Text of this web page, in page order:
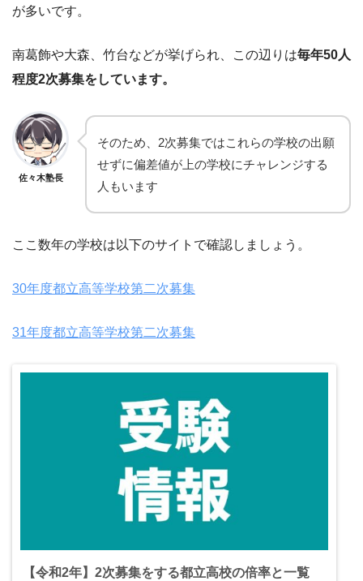
が多いです。
南葛飾や大森、竹台などが挙げられ、この辺りは毎年50人
程度2次募集をしています。
佐々木塾長
そのため、2次募集ではこれらの学校の出願
せずに偏差値が上の学校にチャレンジする
人もいます
ここ数年の学校は以下のサイトで確認しましょう。
30年度都立高等学校第二次募集
31年度都立高等学校第二次募集
【令和2年】2次募集をする都立高校の倍率と一覧